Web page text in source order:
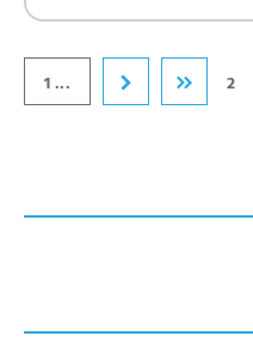
1 ...
2